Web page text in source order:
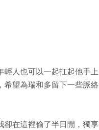
輕人也可以一起扛起他手上
希望為瑞和多留下一些脈絡
卻在這裡偷了半日閒，獨享